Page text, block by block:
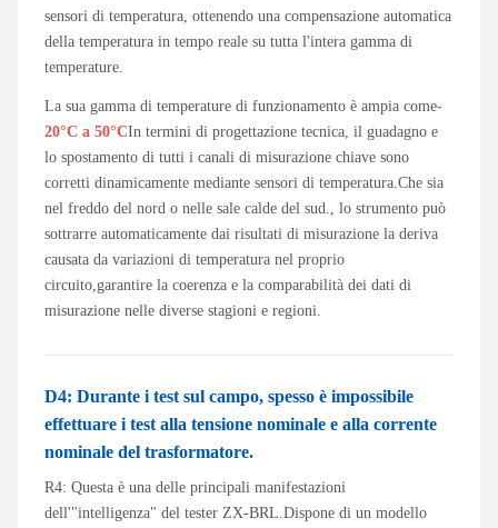
sensori di temperatura, ottenendo una compensazione automatica
della temperatura in tempo reale su tutta l'intera gamma di
temperature.
La sua gamma di temperature di funzionamento è ampia come-
20°C a 50°CIn termini di progettazione tecnica, il guadagno e
lo spostamento di tutti i canali di misurazione chiave sono
corretti dinamicamente mediante sensori di temperatura.Che sia
nel freddo del nord o nelle sale calde del sud., lo strumento può
sottrarre automaticamente dai risultati di misurazione la deriva
causata da variazioni di temperatura nel proprio
circuito,garantire la coerenza e la comparabilità dei dati di
misurazione nelle diverse stagioni e regioni.
D4: Durante i test sul campo, spesso è impossibile
effettuare i test alla tensione nominale e alla corrente
nominale del trasformatore.
R4: Questa è una delle principali manifestazioni
dell'"intelligenza" del tester ZX-BRL.Dispone di un modello